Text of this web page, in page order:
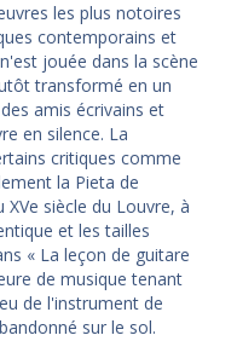
les plus notoires
contemporains et
jouée dans la scène
transformé en un
amis écrivains et
en silence. La
critiques comme
la Pieta de
siècle du Louvre, à
et les tailles
« La leçon de guitare
de musique tenant
de l'instrument de
sur le sol.